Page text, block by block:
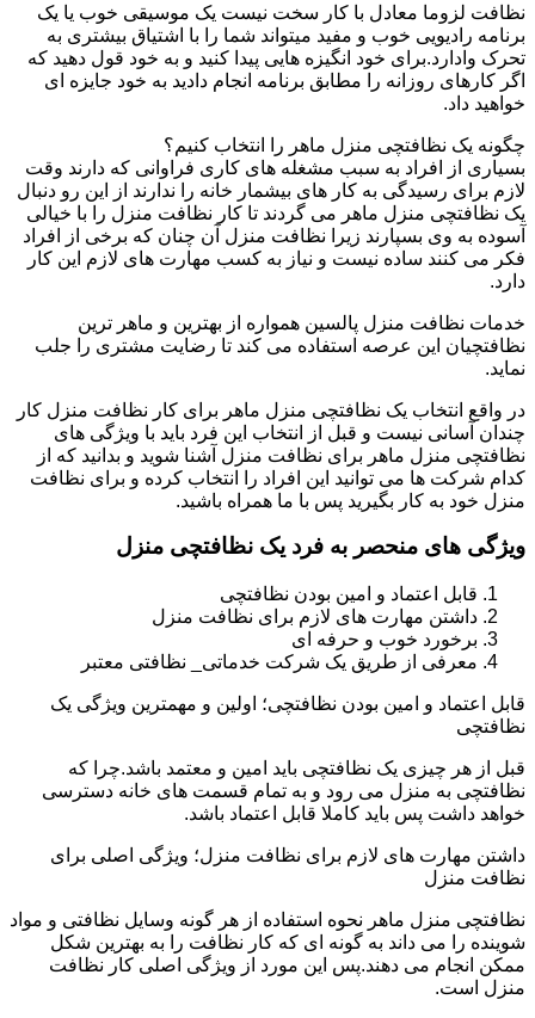
نظافت لزوما معادل با کار سخت نیست یک موسیقی خوب یا یک
برنامه رادیویی خوب و مفید میتواند شما را با اشتیاق بیشتری به
تحرک وادارد.برای خود انگیزه هایی پیدا کنید و به خود قول دهید که
اگر کارهای روزانه را مطابق برنامه انجام دادید به خود جایزه ای
خواهید داد.
چگونه یک نظافتچی منزل ماهر را انتخاب کنیم؟
بسیاری از افراد به سبب مشغله های کاری فراوانی که دارند وقت
لازم برای رسیدگی به کار های بیشمار خانه را ندارند از این رو دنبال
یک نظافتچی منزل ماهر می گردند تا کار نظافت منزل را با خیالی
آسوده به وی بسپارند زیرا نظافت منزل آن چنان که برخی از افراد
فکر می کنند ساده نیست و نیاز به کسب مهارت های لازم این کار
دارد.
خدمات نظافت منزل پالسین همواره از بهترین و ماهر ترین
نظافتچیان این عرصه استفاده می کند تا رضایت مشتری را جلب
نماید.
در واقع انتخاب یک نظافتچی منزل ماهر برای کار نظافت منزل کار
چندان آسانی نیست و قبل از انتخاب این فرد باید با ویژگی های
نظافتچی منزل ماهر برای نظافت منزل آشنا شوید و بدانید که از
کدام شرکت ها می توانید این افراد را انتخاب کرده و برای نظافت
منزل خود به کار بگیرید پس با ما همراه باشید.
ویژگی های منحصر به فرد یک نظافتچی منزل
قابل اعتماد و امین بودن نظافتچی
داشتن مهارت های لازم برای نظافت منزل
برخورد خوب و حرفه ای
معرفی از طریق یک شرکت خدماتی_ نظافتی معتبر
قابل اعتماد و امین بودن نظافتچی؛ اولین و مهمترین ویژگی یک
نظافتچی
قبل از هر چیزی یک نظافتچی باید امین و معتمد باشد.چرا که
نظافتچی به منزل می رود و به تمام قسمت های خانه دسترسی
خواهد داشت پس باید کاملا قابل اعتماد باشد.
داشتن مهارت های لازم برای نظافت منزل؛ ویژگی اصلی برای
نظافت منزل
نظافتچی منزل ماهر نحوه استفاده از هر گونه وسایل نظافتی و مواد
شوینده را می داند به گونه ای که کار نظافت را به بهترین شکل
ممکن انجام می دهند.پس این مورد از ویژگی اصلی کار نظافت
منزل است.